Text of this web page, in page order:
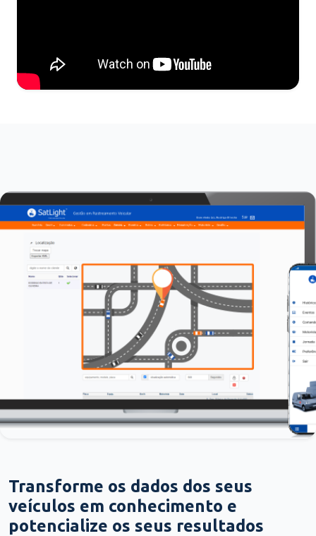
Transforme os dados dos seus
veículos em conhecimento e
potencialize os seus resultados